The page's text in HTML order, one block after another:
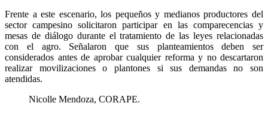
Frente a este escenario, los pequeños y medianos productores del
sector campesino solicitaron participar en las comparecencias y
mesas de diálogo durante el tratamiento de las leyes relacionadas
con el agro. Señalaron que sus planteamientos deben ser
considerados antes de aprobar cualquier reforma y no descartaron
realizar movilizaciones o plantones si sus demandas no son
atendidas.
Nicolle Mendoza, CORAPE.